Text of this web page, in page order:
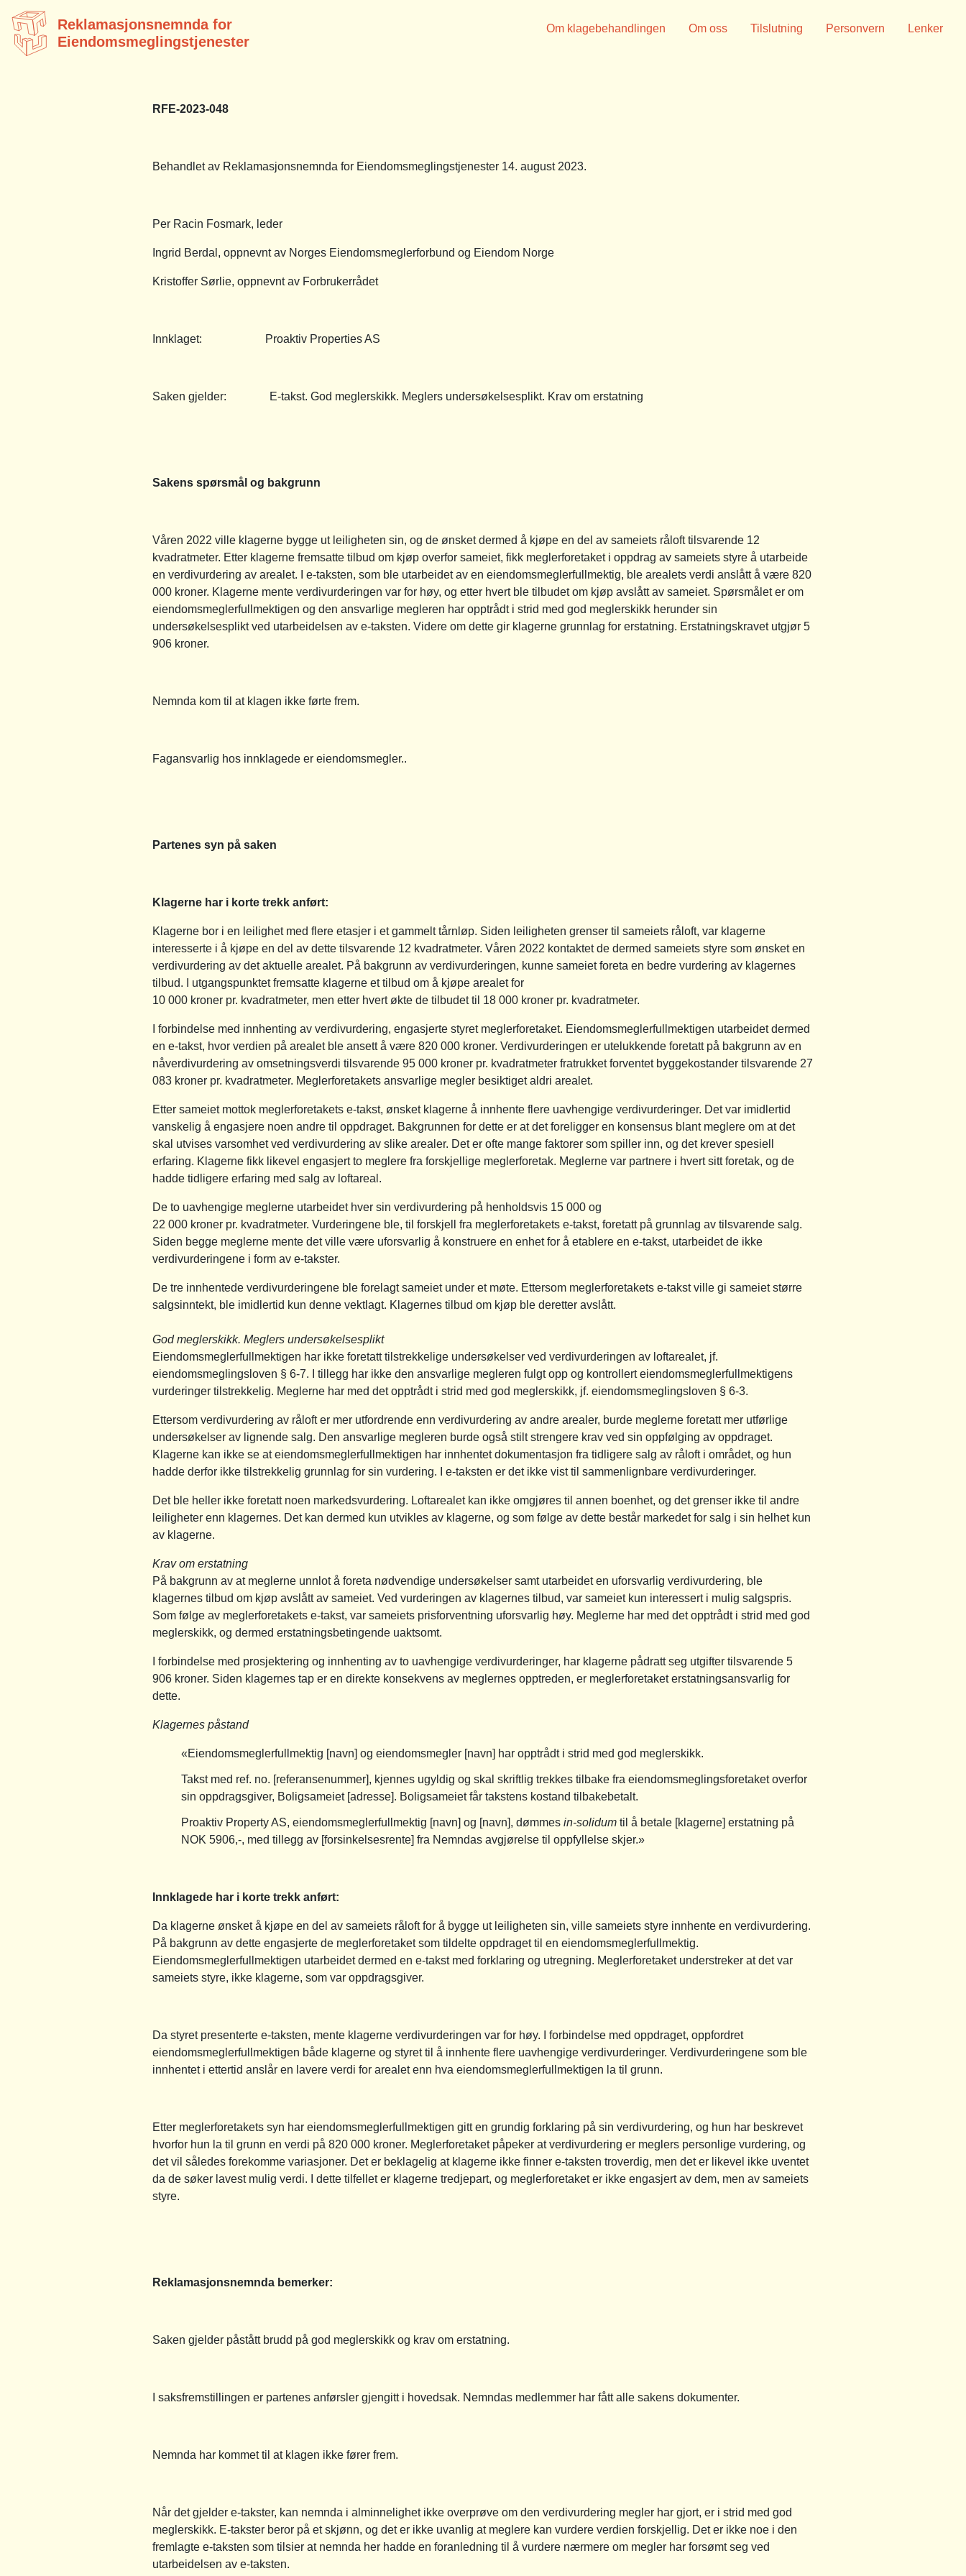
Reklamasjonsnemnda for
Eiendomsmeglingstjenester
Om klagebehandlingen Om oss Tilslutning Personvern Lenker
RFE-2023-048
Behandlet av Reklamasjonsnemnda for Eiendomsmeglingstjenester 14. august 2023.
Per Racin Fosmark, leder
Ingrid Berdal, oppnevnt av Norges Eiendomsmeglerforbund og Eiendom Norge
Kristoffer Sørlie, oppnevnt av Forbrukerrådet
Innklaget: Proaktiv Properties AS
Saken gjelder: E-takst. God meglerskikk. Meglers undersøkelsesplikt. Krav om erstatning
Sakens spørsmål og bakgrunn
Våren 2022 ville klagerne bygge ut leiligheten sin, og de ønsket dermed å kjøpe en del av sameiets råloft tilsvarende 12
kvadratmeter. Etter klagerne fremsatte tilbud om kjøp overfor sameiet, fikk meglerforetaket i oppdrag av sameiets styre å utarbeide
en verdivurdering av arealet. I e-taksten, som ble utarbeidet av en eiendomsmeglerfullmektig, ble arealets verdi anslått å være 820
000 kroner. Klagerne mente verdivurderingen var for høy, og etter hvert ble tilbudet om kjøp avslått av sameiet. Spørsmålet er om
eiendomsmeglerfullmektigen og den ansvarlige megleren har opptrådt i strid med god meglerskikk herunder sin
undersøkelsesplikt ved utarbeidelsen av e-taksten. Videre om dette gir klagerne grunnlag for erstatning. Erstatningskravet utgjør 5
906 kroner.
Nemnda kom til at klagen ikke førte frem.
Fagansvarlig hos innklagede er eiendomsmegler..
Partenes syn på saken
Klagerne har i korte trekk anført:
Klagerne bor i en leilighet med flere etasjer i et gammelt tårnløp. Siden leiligheten grenser til sameiets råloft, var klagerne
interesserte i å kjøpe en del av dette tilsvarende 12 kvadratmeter. Våren 2022 kontaktet de dermed sameiets styre som ønsket en
verdivurdering av det aktuelle arealet. På bakgrunn av verdivurderingen, kunne sameiet foreta en bedre vurdering av klagernes
tilbud. I utgangspunktet fremsatte klagerne et tilbud om å kjøpe arealet for
10 000 kroner pr. kvadratmeter, men etter hvert økte de tilbudet til 18 000 kroner pr. kvadratmeter.
I forbindelse med innhenting av verdivurdering, engasjerte styret meglerforetaket. Eiendomsmeglerfullmektigen utarbeidet dermed
en e-takst, hvor verdien på arealet ble ansett å være 820 000 kroner. Verdivurderingen er utelukkende foretatt på bakgrunn av en
nåverdivurdering av omsetningsverdi tilsvarende 95 000 kroner pr. kvadratmeter fratrukket forventet byggekostander tilsvarende 27
083 kroner pr. kvadratmeter. Meglerforetakets ansvarlige megler besiktiget aldri arealet.
Etter sameiet mottok meglerforetakets e-takst, ønsket klagerne å innhente flere uavhengige verdivurderinger. Det var imidlertid
vanskelig å engasjere noen andre til oppdraget. Bakgrunnen for dette er at det foreligger en konsensus blant meglere om at det
skal utvises varsomhet ved verdivurdering av slike arealer. Det er ofte mange faktorer som spiller inn, og det krever spesiell
erfaring. Klagerne fikk likevel engasjert to meglere fra forskjellige meglerforetak. Meglerne var partnere i hvert sitt foretak, og de
hadde tidligere erfaring med salg av loftareal.
De to uavhengige meglerne utarbeidet hver sin verdivurdering på henholdsvis 15 000 og
22 000 kroner pr. kvadratmeter. Vurderingene ble, til forskjell fra meglerforetakets e-takst, foretatt på grunnlag av tilsvarende salg.
Siden begge meglerne mente det ville være uforsvarlig å konstruere en enhet for å etablere en e-takst, utarbeidet de ikke
verdivurderingene i form av e-takster.
De tre innhentede verdivurderingene ble forelagt sameiet under et møte. Ettersom meglerforetakets e-takst ville gi sameiet større
salgsinntekt, ble imidlertid kun denne vektlagt. Klagernes tilbud om kjøp ble deretter avslått.
God meglerskikk. Meglers undersøkelsesplikt
Eiendomsmeglerfullmektigen har ikke foretatt tilstrekkelige undersøkelser ved verdivurderingen av loftarealet, jf.
eiendomsmeglingsloven § 6-7. I tillegg har ikke den ansvarlige megleren fulgt opp og kontrollert eiendomsmeglerfullmektigens
vurderinger tilstrekkelig. Meglerne har med det opptrådt i strid med god meglerskikk, jf. eiendomsmeglingsloven § 6-3.
Ettersom verdivurdering av råloft er mer utfordrende enn verdivurdering av andre arealer, burde meglerne foretatt mer utførlige
undersøkelser av lignende salg. Den ansvarlige megleren burde også stilt strengere krav ved sin oppfølging av oppdraget.
Klagerne kan ikke se at eiendomsmeglerfullmektigen har innhentet dokumentasjon fra tidligere salg av råloft i området, og hun
hadde derfor ikke tilstrekkelig grunnlag for sin vurdering. I e-taksten er det ikke vist til sammenlignbare verdivurderinger.
Det ble heller ikke foretatt noen markedsvurdering. Loftarealet kan ikke omgjøres til annen boenhet, og det grenser ikke til andre
leiligheter enn klagernes. Det kan dermed kun utvikles av klagerne, og som følge av dette består markedet for salg i sin helhet kun
av klagerne.
Krav om erstatning
På bakgrunn av at meglerne unnlot å foreta nødvendige undersøkelser samt utarbeidet en uforsvarlig verdivurdering, ble
klagernes tilbud om kjøp avslått av sameiet. Ved vurderingen av klagernes tilbud, var sameiet kun interessert i mulig salgspris.
Som følge av meglerforetakets e-takst, var sameiets prisforventning uforsvarlig høy. Meglerne har med det opptrådt i strid med god
meglerskikk, og dermed erstatningsbetingende uaktsomt.
I forbindelse med prosjektering og innhenting av to uavhengige verdivurderinger, har klagerne pådratt seg utgifter tilsvarende 5
906 kroner. Siden klagernes tap er en direkte konsekvens av meglernes opptreden, er meglerforetaket erstatningsansvarlig for
dette.
Klagernes påstand
«Eiendomsmeglerfullmektig [navn] og eiendomsmegler [navn] har opptrådt i strid med god meglerskikk.
Takst med ref. no. [referansenummer], kjennes ugyldig og skal skriftlig trekkes tilbake fra eiendomsmeglingsforetaket overfor
sin oppdragsgiver, Boligsameiet [adresse]. Boligsameiet får takstens kostand tilbakebetalt.
Proaktiv Property AS, eiendomsmeglerfullmektig [navn] og [navn], dømmes in-solidum til å betale [klagerne] erstatning på
NOK 5906,-, med tillegg av [forsinkelsesrente] fra Nemndas avgjørelse til oppfyllelse skjer.»
Innklagede har i korte trekk anført:
Da klagerne ønsket å kjøpe en del av sameiets råloft for å bygge ut leiligheten sin, ville sameiets styre innhente en verdivurdering.
På bakgrunn av dette engasjerte de meglerforetaket som tildelte oppdraget til en eiendomsmeglerfullmektig.
Eiendomsmeglerfullmektigen utarbeidet dermed en e-takst med forklaring og utregning. Meglerforetaket understreker at det var
sameiets styre, ikke klagerne, som var oppdragsgiver.
Da styret presenterte e-taksten, mente klagerne verdivurderingen var for høy. I forbindelse med oppdraget, oppfordret
eiendomsmeglerfullmektigen både klagerne og styret til å innhente flere uavhengige verdivurderinger. Verdivurderingene som ble
innhentet i ettertid anslår en lavere verdi for arealet enn hva eiendomsmeglerfullmektigen la til grunn.
Etter meglerforetakets syn har eiendomsmeglerfullmektigen gitt en grundig forklaring på sin verdivurdering, og hun har beskrevet
hvorfor hun la til grunn en verdi på 820 000 kroner. Meglerforetaket påpeker at verdivurdering er meglers personlige vurdering, og
det vil således forekomme variasjoner. Det er beklagelig at klagerne ikke finner e-taksten troverdig, men det er likevel ikke uventet
da de søker lavest mulig verdi. I dette tilfellet er klagerne tredjepart, og meglerforetaket er ikke engasjert av dem, men av sameiets
styre.
Reklamasjonsnemnda bemerker:
Saken gjelder påstått brudd på god meglerskikk og krav om erstatning.
I saksfremstillingen er partenes anførsler gjengitt i hovedsak. Nemndas medlemmer har fått alle sakens dokumenter.
Nemnda har kommet til at klagen ikke fører frem.
Når det gjelder e-takster, kan nemnda i alminnelighet ikke overprøve om den verdivurdering megler har gjort, er i strid med god
meglerskikk. E-takster beror på et skjønn, og det er ikke uvanlig at meglere kan vurdere verdien forskjellig. Det er ikke noe i den
fremlagte e-taksten som tilsier at nemnda her hadde en foranledning til å vurdere nærmere om megler har forsømt seg ved
utarbeidelsen av e-taksten.